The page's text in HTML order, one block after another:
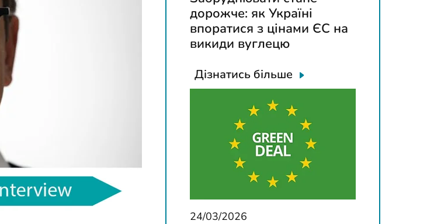
дорожче: як Україні
впоратися з цінами ЄС на
викиди вуглецю
Дізнатись більше
24/03/2026